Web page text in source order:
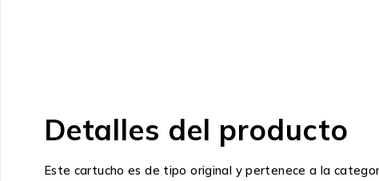
Detalles del producto
Este cartucho es de tipo original y pertenece a la